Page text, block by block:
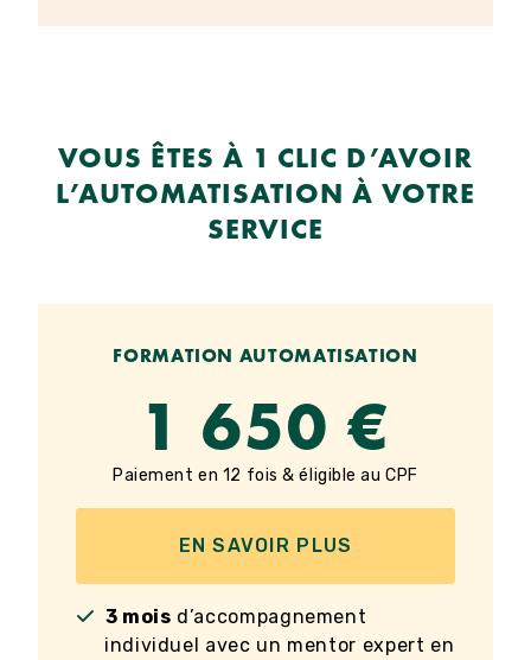
VOUS ÊTES À 1 CLIC D’AVOIR
L’AUTOMATISATION À VOTRE
SERVICE
FORMATION AUTOMATISATION
1 650 €
Paiement en 12 fois & éligible au CPF
EN SAVOIR PLUS
3 mois d’accompagnement
individuel avec un mentor expert en